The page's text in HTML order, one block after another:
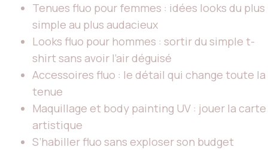
Tenues fluo pour femmes : idées looks du plus
simple au plus audacieux
Looks fluo pour hommes : sortir du simple t-
shirt sans avoir l’air déguisé
Accessoires fluo : le détail qui change toute la
tenue
Maquillage et body painting UV : jouer la carte
artistique
S’habiller fluo sans exploser son budget